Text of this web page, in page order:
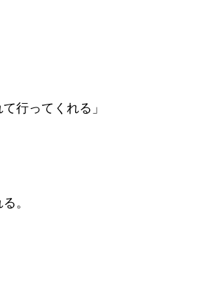
行ってくれる」
。